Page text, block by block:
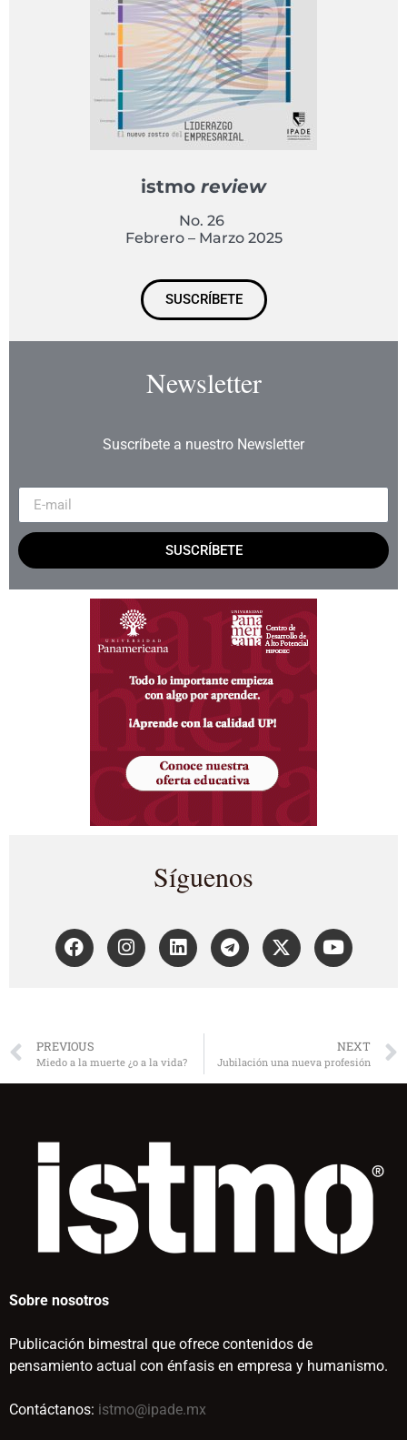
istmo review
No. 26
Febrero – Marzo 2025
SUSCRÍBETE
Newsletter
Suscríbete a nuestro Newsletter
SUSCRÍBETE
Síguenos
PREVIOUS
Miedo a la muerte ¿o a la vida?
NEXT
Jubilación una nueva profesión
Sobre nosotros
Publicación bimestral que ofrece contenidos de
pensamiento actual con énfasis en empresa y humanismo.
Contáctanos: istmo@ipade.mx